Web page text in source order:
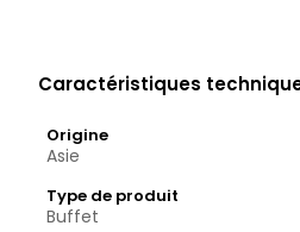
Caractéristiques
Origine
Asie
Type de produit
Buffet